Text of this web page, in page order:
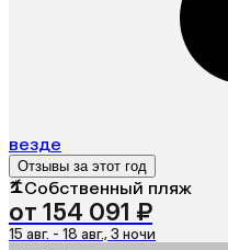
везде
Отзывы за этот год
Собственный пляж
от 154 091 ₽
15 авг. - 18 авг., 3 ночи